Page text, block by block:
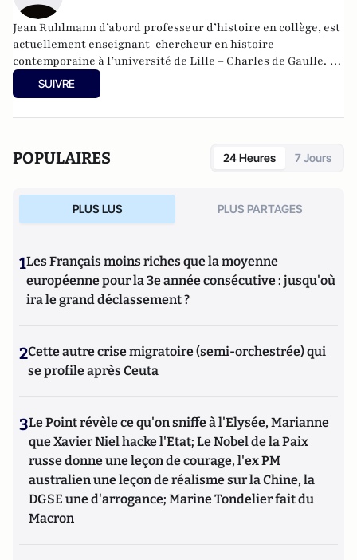
Jean Ruhlmann d’abord professeur d’histoire en collège, est
actuellement enseignant-chercheur en histoire
contemporaine à l’université de Lille – Charles de Gaulle. Le
théâtre est une passion qui remonte à sa découverte du
Festival d’Avignon ; il s’intéresse également aux séries
SUIVRE
POPULAIRES 24 Heures 7 Jours
PLUS LUS PLUS PARTAGES
1Les Français moins riches que la moyenne
européenne pour la 3e année consécutive : jusqu'où
ira le grand déclassement ?
2Cette autre crise migratoire (semi-orchestrée) qui
se profile après Ceuta
3Le Point révèle ce qu'on sniffe à l'Elysée, Marianne
que Xavier Niel hacke l'Etat; Le Nobel de la Paix
russe donne une leçon de courage, l'ex PM
australien une leçon de réalisme sur la Chine, la
DGSE une d'arrogance; Marine Tondelier fait du
Macron